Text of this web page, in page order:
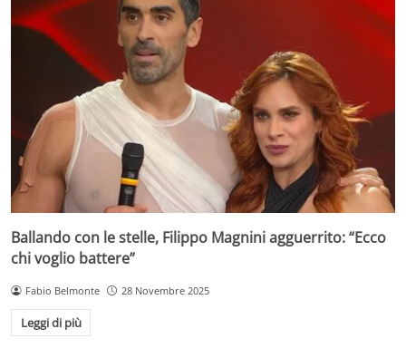
Ballando con le stelle, Filippo Magnini agguerrito: “Ecco
chi voglio battere”
Fabio Belmonte 28 Novembre 2025
Leggi di più